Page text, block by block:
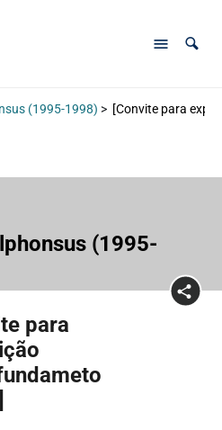
(1995-1998) > [Convite para
(1995-
para